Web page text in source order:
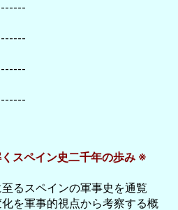
スペイン史二千年の歩み ※
るスペインの軍事史を通覧
を軍事的視点から考察する概